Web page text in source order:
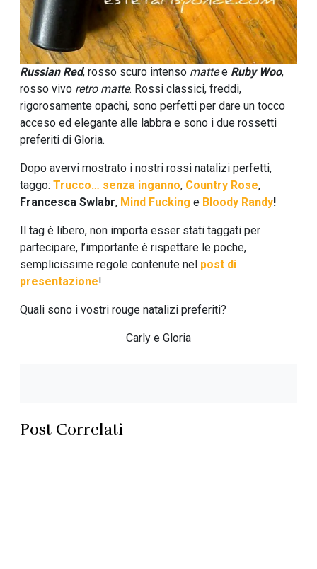
Russian Red, rosso scuro intenso mattee Ruby Woo,
rosso vivo retro matte. Rossi classici, freddi,
rigorosamente opachi, sono perfetti per dare un tocco
acceso ed elegante alle labbra e sono i due rossetti
preferiti di Gloria.
Dopo avervi mostrato i nostri rossi natalizi perfetti,
taggo: Trucco… senza inganno, Country Rose,
Francesca Swlabr, Mind Fucking e Bloody Randy!
Il tag è libero, non importa esser stati taggati per
partecipare, l’importante è rispettare le poche,
semplicissime regole contenute nel post di
presentazione!
Quali sono i vostri rouge natalizi preferiti?
Carly e Gloria
Post Correlati